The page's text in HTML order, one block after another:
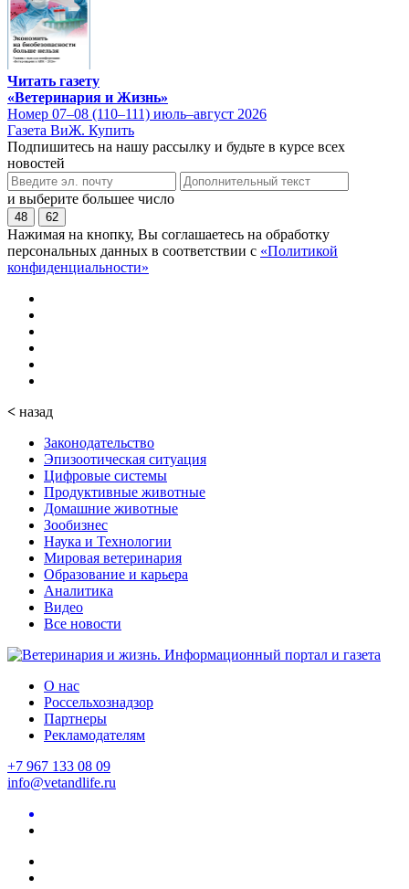
Читать газету
«Ветеринария и Жизнь»
Номер 07–08 (110–111) июль–август 2026
Газета ВиЖ. Купить
Подпишитесь на нашу рассылку и будьте в курсе всех
новостей
и выберите большее число
48 62
Нажимая на кнопку, Вы соглашаетесь на обработку
персональных данных в соответствии с «Политикой
конфиденциальности»
< назад
Законодательство
Эпизоотическая ситуация
Цифровые системы
Продуктивные животные
Домашние животные
Зообизнес
Наука и Технологии
Мировая ветеринария
Образование и карьера
Аналитика
Видео
Все новости
О нас
Россельхознадзор
Партнеры
Рекламодателям
+7 967 133 08 09
info@vetandlife.ru